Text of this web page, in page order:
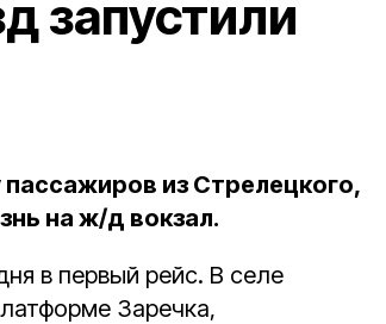
запустили
из Стрелецкого,
на ж/д вокзал.
в первый рейс. В селе
Заречка,